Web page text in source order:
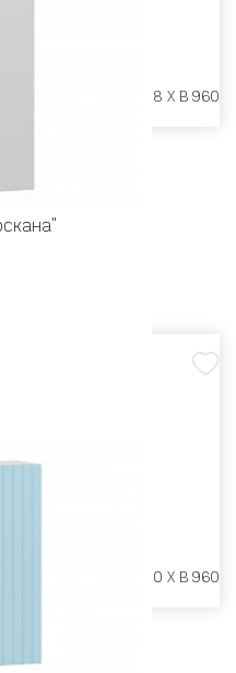
Ш 300 X Г 318 X В 960
Ш 600 X Г 600 X В 960